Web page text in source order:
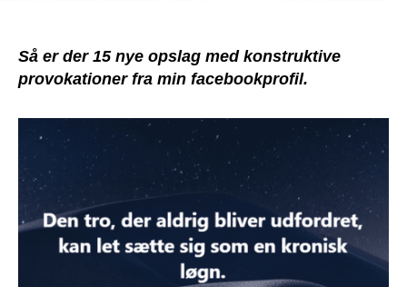
Så er der 15 nye opslag med konstruktive
provokationer fra min facebookprofil.